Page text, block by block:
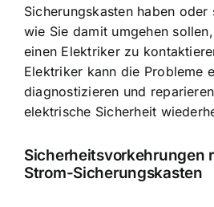
Sicherungskasten haben oder
wie Sie damit umgehen
einen Elektriker zu
Elektriker kann die Probleme
diagnostizieren und
elektrische Sicherheit
Sicherheitsvorkehrungen
Strom-Sicherungskasten